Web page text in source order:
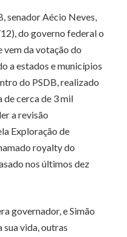
senador Aécio Neves,
do governo federal o
vem da votação do
a estados e municípios
do PSDB, realizado
de cerca de 3 mil
a revisão
Exploração de
royalty do
nos últimos dez
governador, e Simão
sua vida, outras